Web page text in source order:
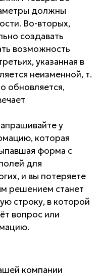
должны
Во-вторых,
создавать
возможность
указанная в
неизменной, т.
обновляется,
у
которая
форма с
для
и вы потеряете
решением станет
строку, в которой
вопрос или
компании